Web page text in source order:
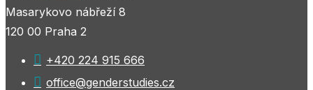
Masarykovo nábřeží 8
120 00 Praha 2
 +420 224 915 666
 office@genderstudies.cz